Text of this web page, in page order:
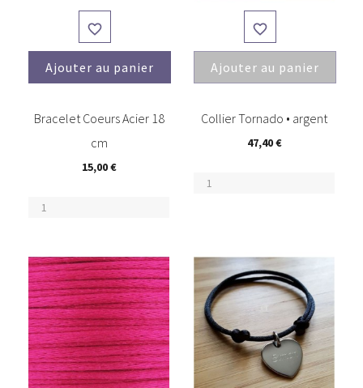

Ajouter au panier
Bracelet Coeurs Acier 18
cm
15,00 €

Ajouter au panier
Collier Tornado • argent
47,40 €